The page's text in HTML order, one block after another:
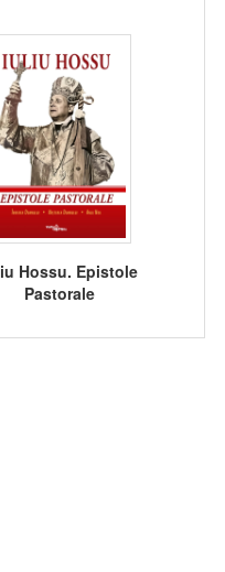
Hossu. Epistole
Pastorale